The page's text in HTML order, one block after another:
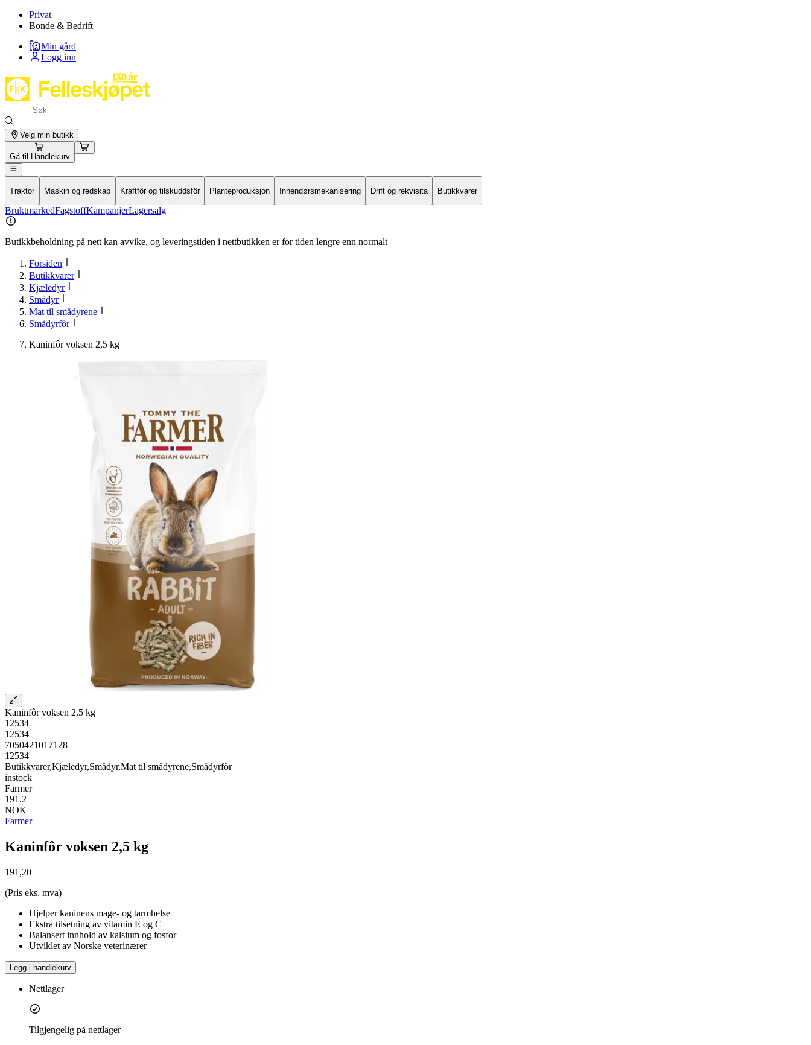
Privat
Bonde & Bedrift
Min gård
Logg inn
Velg min butikk
Gå til Handlekurv
Traktor Maskin og redskap Kraftfôr og tilskuddsfôr Planteproduksjon Innendørsmekanisering Drift og rekvisita Butikkvarer
BruktmarkedFagstoffKampanjerLagersalg
Butikkbeholdning på nett kan avvike, og leveringstiden i nettbutikken er for tiden lengre enn normalt
Forsiden
Butikkvarer
Kjæledyr
Smådyr
Mat til smådyrene
Smådyrfôr
Kaninfôr voksen 2,5 kg
Kaninfôr voksen 2,5 kg
12534
12534
7050421017128
12534
Butikkvarer,Kjæledyr,Smådyr,Mat til smådyrene,Smådyrfôr
instock
Farmer
191.2
NOK
Farmer
Kaninfôr voksen 2,5 kg
191,20
(Pris eks. mva)
Hjelper kaninens mage- og tarmhelse
Ekstra tilsetning av vitamin E og C
Balansert innhold av kalsium og fosfor
Utviklet av Norske veterinærer
Legg i handlekurv
Nettlager
Tilgjengelig på nettlager